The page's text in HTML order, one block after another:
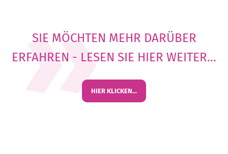
SIE MÖCHTEN MEHR DARÜBER
ERFAHREN - LESEN SIE HIER WEITER...
HIER KLICKEN...